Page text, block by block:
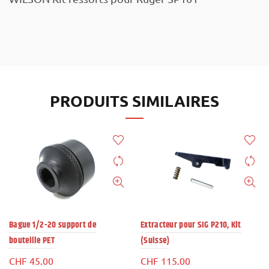
PRODUITS SIMILAIRES
Bague 1/2-20 support de
bouteille PET
CHF 45.00
Extracteur pour SIG P210, Kit
(Suisse)
CHF 115.00